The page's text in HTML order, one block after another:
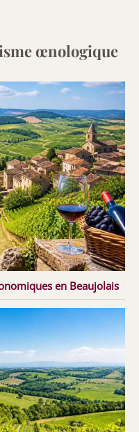
œnologique
en Beaujolais